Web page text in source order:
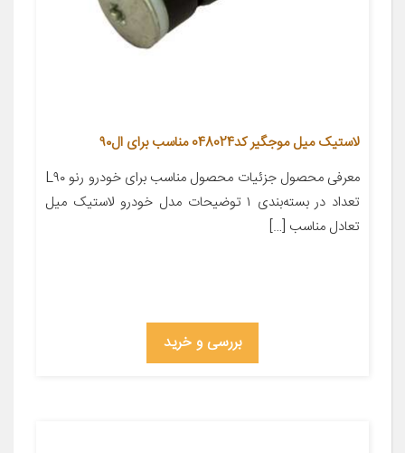
لاستیک میل موجگیر کد048024 مناسب برای ال۹۰
معرفی محصول جزئیات محصول مناسب برای خودرو رنو L۹۰
تعداد در بسته‌بندی ۱ توضیحات مدل خودرو لاستیک میل
تعادل مناسب […]
بررسی و خرید